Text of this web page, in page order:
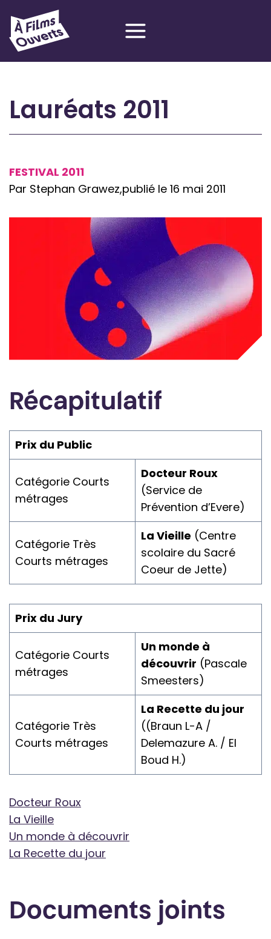
contenu
Lauréats 2011
FESTIVAL 2011
Par Stephan Grawez,publié le 16 mai 2011
Récapitulatif
Prix du Public
Catégorie Courts
métrages
Docteur Roux
(Service de
Prévention d’Evere)
Catégorie Très
Courts métrages
La Vieille (Centre
scolaire du Sacré
Coeur de Jette)
Prix du Jury
Catégorie Courts
métrages
Un monde à
découvrir (Pascale
Smeesters)
Catégorie Très
Courts métrages
La Recette du jour
((Braun L-A /
Delemazure A. / El
Boud H.)
Docteur Roux
La Vieille
Un monde à découvrir
La Recette du jour
Documents joints